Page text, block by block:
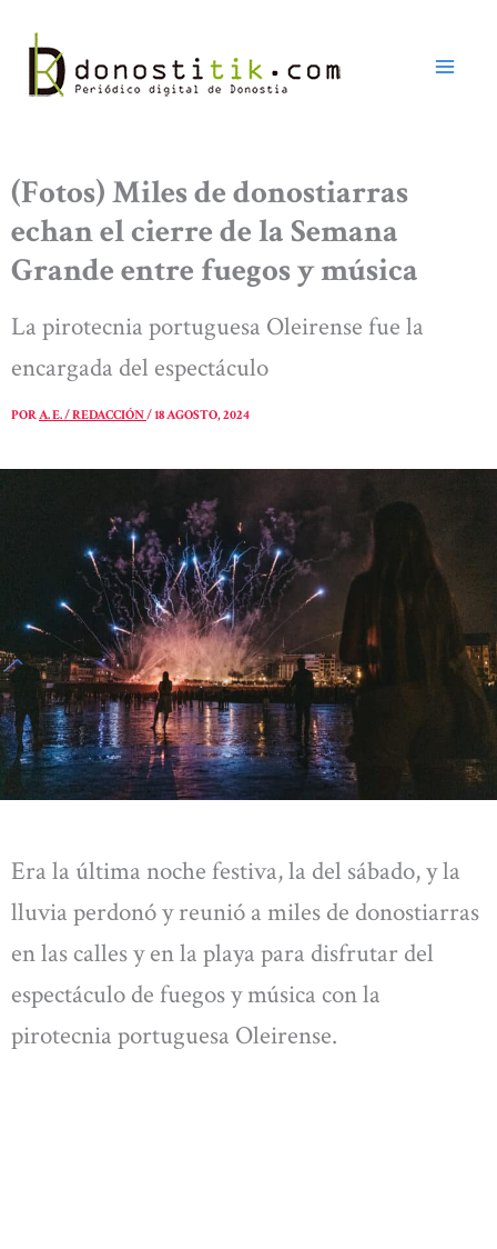
contenido
(Fotos) Miles de donostiarras
echan el cierre de la Semana
Grande entre fuegos y música
La pirotecnia portuguesa Oleirense fue la
encargada del espectáculo
PORA. E. / REDACCIÓN/18 AGOSTO, 2024
Era la última noche festiva, la del sábado, y la
lluvia perdonó y reunió a miles de donostiarras
en las calles y en la playa para disfrutar del
espectáculo de fuegos y música con la
pirotecnia portuguesa Oleirense.